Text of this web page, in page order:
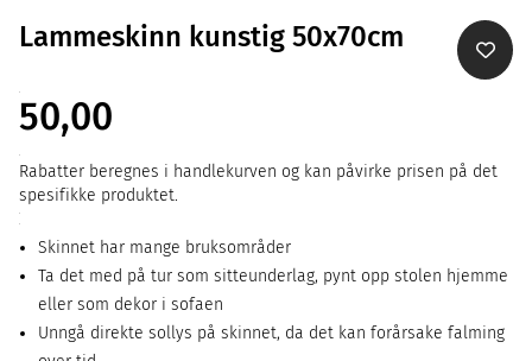
Lammeskinn kunstig 50x70cm
50,00
Rabatter beregnes i handlekurven og kan påvirke prisen på det
spesifikke produktet.
Skinnet har mange bruksområder
Ta det med på tur som sitteunderlag, pynt opp stolen hjemme
eller som dekor i sofaen
Unngå direkte sollys på skinnet, da det kan forårsake falming